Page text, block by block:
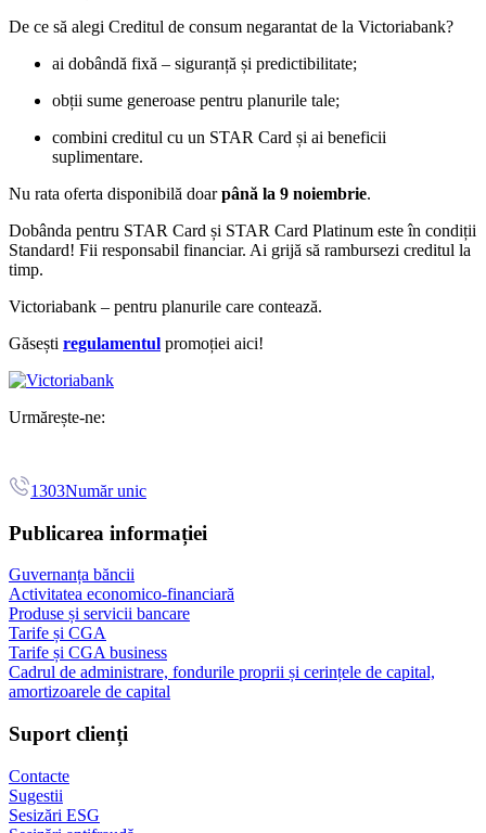
De ce să alegi Creditul de consum negarantat de la Victoriabank?
ai dobândă fixă – siguranță și predictibilitate;
obții sume generoase pentru planurile tale;
combini creditul cu un STAR Card și ai beneficii
suplimentare.
Nu rata oferta disponibilă doarpână la 9 noiembrie.
Dobânda pentru STAR Card și STAR Card Platinum este în condiții
Standard! Fii responsabil financiar. Ai grijă să rambursezi creditul la
timp.
Victoriabank – pentru planurile care contează.
Găsești regulamentul promoției aici!
Urmărește-ne:
1303Număr unic
Publicarea informației
Guvernanța băncii
Activitatea economico-financiară
Produse și servicii bancare
Tarife și CGA
Tarife și CGA business
Cadrul de administrare, fondurile proprii și cerințele de capital,
amortizoarele de capital
Suport clienți
Contacte
Sugestii
Sesizări ESG